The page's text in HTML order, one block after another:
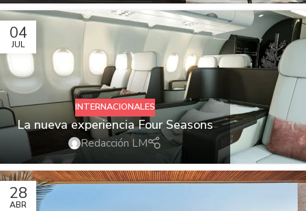
04
JUL
INTERNACIONALES
La nueva experiencia Four Seasons
Redacción LM
28
ABR